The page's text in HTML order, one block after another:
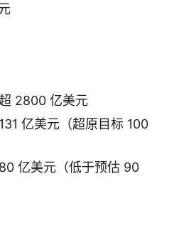
2800 亿美元
亿美元（超原目标 100
亿美元（低于预估 90